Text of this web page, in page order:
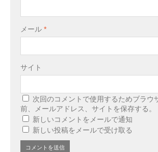
メール *
サイト
次回のコメントで使用するためブラウ
前、メールアドレス、サイトを保存する。
新しいコメントをメールで通知
新しい投稿をメールで受け取る